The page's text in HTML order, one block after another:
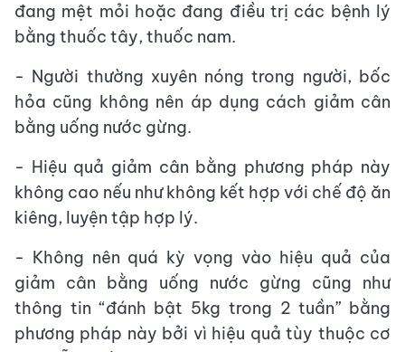
đang mệt mỏi hoặc đang điều trị các bệnh lý
bằng thuốc tây, thuốc nam.
- Người thường xuyên nóng trong người, bốc
hỏa cũng không nên áp dụng cách giảm cân
bằng uống nước gừng.
- Hiệu quả giảm cân bằng phương pháp này
không cao nếu như không kết hợp với chế độ ăn
kiêng, luyện tập hợp lý.
- Không nên quá kỳ vọng vào hiệu quả của
giảm cân bằng uống nước gừng cũng như
thông tin “đánh bật 5kg trong 2 tuần” bằng
phương pháp này bởi vì hiệu quả tùy thuộc cơ